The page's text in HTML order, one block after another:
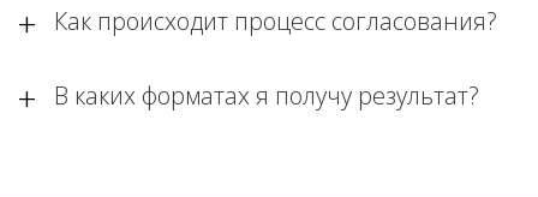
Как происходит процесс согласования?
В каких форматах я получу результат?